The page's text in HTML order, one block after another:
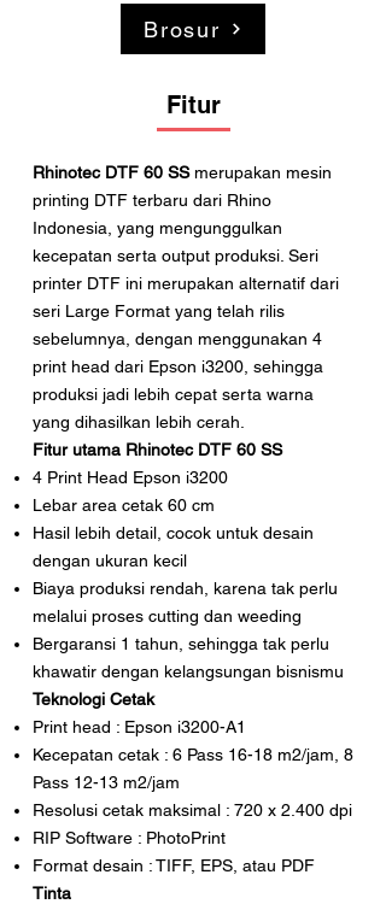
Brosur
Fitur
Rhinotec DTF 60 SSmerupakan mesin
printing DTF terbaru dari Rhino
Indonesia, yang mengunggulkan
kecepatan serta output produksi. Seri
printer DTF ini merupakan alternatif dari
seri Large Format yang telah rilis
sebelumnya, dengan menggunakan 4
print head dari Epson i3200, sehingga
produksi jadi lebih cepat serta warna
yang dihasilkan lebih cerah.
Fitur utama Rhinotec DTF 60 SS
4 Print Head Epson i3200
Lebar area cetak 60 cm
Hasil lebih detail, cocok untuk desain
dengan ukuran kecil
Biaya produksi rendah, karena tak perlu
melalui proses cutting dan weeding
Bergaransi 1 tahun, sehingga tak perlu
khawatir dengan kelangsungan bisnismu
Teknologi Cetak
Print head : Epson i3200-A1
Kecepatan cetak : 6 Pass 16-18 m2/jam, 8
Pass 12-13 m2/jam
Resolusi cetak maksimal : 720 x 2.400 dpi
RIP Software : PhotoPrint
Format desain : TIFF, EPS, atau PDF
Tinta